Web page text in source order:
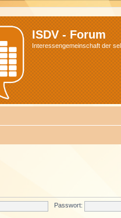
ISDV - Forum
Interessengemeinschaft der
Passwort: